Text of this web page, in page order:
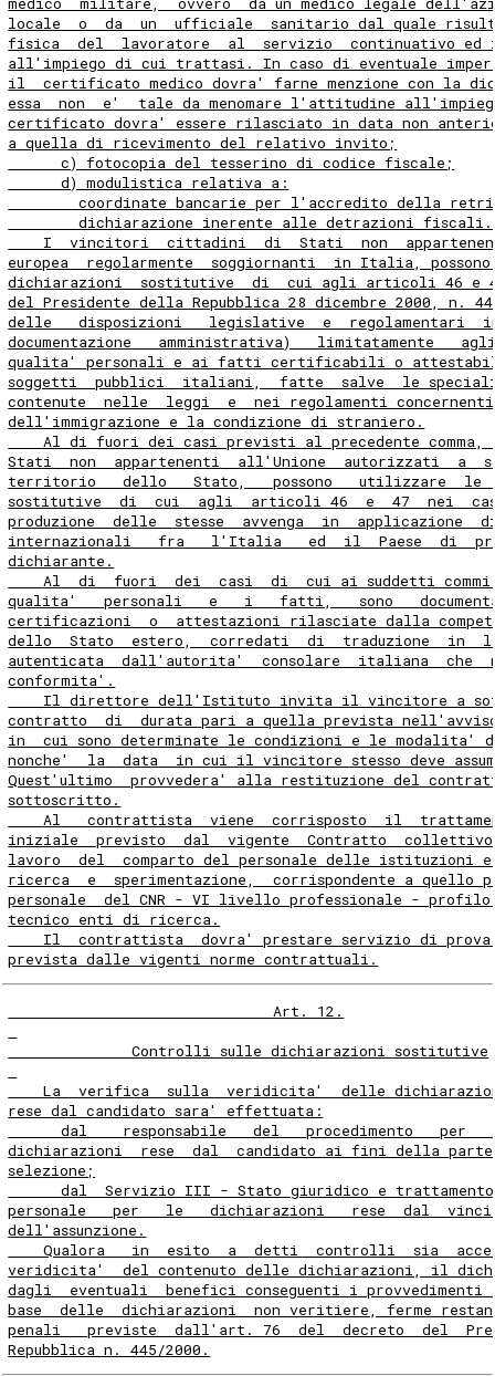
locale  o  da  un  ufficiale  sanitario dal quale
fisica  del  lavoratore  al  servizio  continuativo ed
all'impiego di cui trattasi. In caso di eventuale
il  certificato medico dovra' farne menzione con la
essa  non  e'  tale da menomare l'attitudine
certificato dovra' essere rilasciato in data non
a quella di ricevimento del relativo invito;
      c) fotocopia del tesserino di codice fiscale;
      d) modulistica relativa a:
coordinate bancarie per l'accredito della
        dichiarazione inerente alle detrazioni fiscali.
I  vincitori  cittadini  di  Stati  non
europea  regolarmente  soggiornanti  in Italia,
dichiarazioni  sostitutive  di  cui agli articoli 46 e
del Presidente della Repubblica 28 dicembre 2000, n.
delle   disposizioni   legislative  e  regolamentari
documentazione   amministrativa)   limitatamente
qualita' personali e ai fatti certificabili o
soggetti  pubblici  italiani,  fatte  salve  le
contenute  nelle  leggi  e  nei regolamenti
dell'immigrazione e la condizione di straniero.
Al di fuori dei casi previsti al precedente comma,
Stati  non  appartenenti  all'Unione  autorizzati  a
territorio   dello   Stato,   possono   utilizzare  le
sostitutive  di  cui  agli  articoli 46  e  47  nei
produzione  delle  stesse  avvenga  in  applicazione
internazionali   fra   l'Italia   ed  il  Paese  di
dichiarante.
Al  di  fuori  dei  casi  di  cui ai suddetti
qualita'   personali   e   i   fatti,   sono
certificazioni  o  attestazioni rilasciate dalla
dello  Stato  estero,  corredati  di  traduzione  in
autenticata  dall'autorita'  consolare  italiana  che
conformita'.
Il direttore dell'Istituto invita il vincitore a
contratto  di  durata pari a quella prevista
in  cui sono determinate le condizioni e le
nonche'  la  data  in cui il vincitore stesso deve
Quest'ultimo  provvedera' alla restituzione del
sottoscritto.
Al   contrattista  viene  corrisposto  il
iniziale  previsto  dal  vigente  Contratto  collettivo
lavoro  del  comparto del personale delle istituzioni
ricerca  e  sperimentazione,  corrispondente a quello
personale  del CNR - VI livello professionale - profilo
tecnico enti di ricerca.
Il  contrattista  dovra' prestare servizio di
prevista dalle vigenti norme contrattuali.
                              Art. 12.
              Controlli sulle dichiarazioni sostitutive
La  verifica  sulla  veridicita'  delle
rese dal candidato sara' effettuata:
dal    responsabile   del   procedimento   per
dichiarazioni  rese  dal  candidato ai fini della
selezione;
dal  Servizio III - Stato giuridico e
personale   per   le   dichiarazioni   rese  dal
dell'assunzione.
Qualora   in  esito  a  detti  controlli  sia
veridicita'  del contenuto delle dichiarazioni, il
dagli  eventuali  benefici conseguenti i
base  delle  dichiarazioni  non veritiere, ferme
penali   previste  dall'art. 76  del  decreto  del
Repubblica n. 445/2000.